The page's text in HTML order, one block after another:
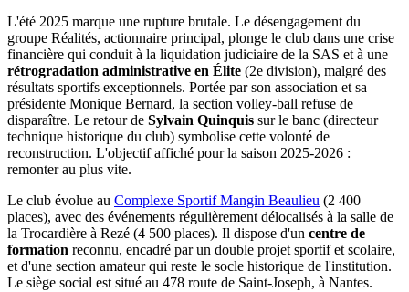
L'été 2025 marque une rupture brutale. Le désengagement du
groupe Réalités, actionnaire principal, plonge le club dans une crise
financière qui conduit à la liquidation judiciaire de la SAS et à une
rétrogradation administrative en Élite (2e division), malgré des
résultats sportifs exceptionnels. Portée par son association et sa
présidente Monique Bernard, la section volley-ball refuse de
disparaître. Le retour de Sylvain Quinquis sur le banc (directeur
technique historique du club) symbolise cette volonté de
reconstruction. L'objectif affiché pour la saison 2025-2026 :
remonter au plus vite.
Le club évolue au Complexe Sportif Mangin Beaulieu (2 400
places), avec des événements régulièrement délocalisés à la salle de
la Trocardière à Rezé (4 500 places). Il dispose d'un centre de
formation reconnu, encadré par un double projet sportif et scolaire,
et d'une section amateur qui reste le socle historique de l'institution.
Le siège social est situé au 478 route de Saint-Joseph, à Nantes.